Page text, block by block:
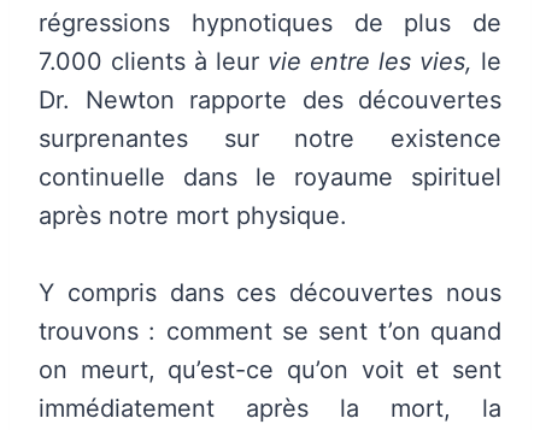
régressions hypnotiques de plus de
7.000 clients à leur vie entre les vies, le
Dr. Newton rapporte des découvertes
surprenantes sur notre existence
continuelle dans le royaume spirituel
après notre mort physique.
Y compris dans ces découvertes nous
trouvons : comment se sent t’on quand
on meurt, qu’est-ce qu’on voit et sent
immédiatement après la mort, la